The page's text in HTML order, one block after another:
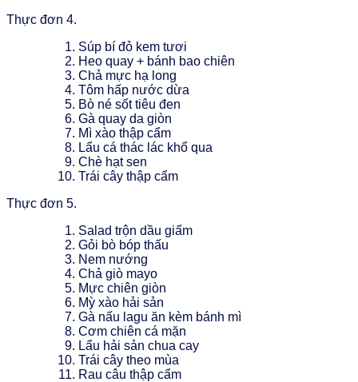
Thực đơn 4.
Súp bí đỏ kem tươi
Heo quay + bánh bao chiên
Chả mực hạ long
Tôm hấp nước dừa
Bò né sốt tiêu đen
Gà quay da giòn
Mì xào thập cẩm
Lẩu cá thác lác khổ qua
Chè hạt sen
Trái cây thập cẩm
Thực đơn 5.
Salad trộn dầu giấm
Gỏi bò bóp thấu
Nem nướng
Chả giò mayo
Mực chiên giòn
Mỳ xào hải sản
Gà nấu lagu ăn kèm bánh mì
Cơm chiên cá mặn
Lẩu hải sản chua cay
Trái cây theo mùa
Rau câu thập cẩm